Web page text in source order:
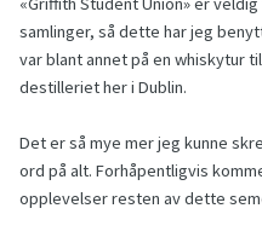
samlinger, så dette har jeg
var blant annet på en whiskytur
destilleriet her i Dublin.
Det er så mye mer jeg kunne
ord på alt. Forhåpentligvis
opplevelser resten av dette